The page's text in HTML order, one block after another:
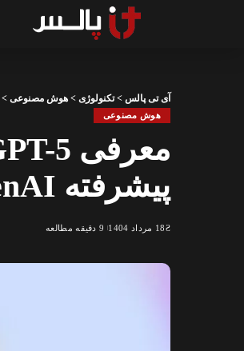
آی تی پالس >تکنولوژی > هوش مصنوعی >
هوش مصنوعی
پیشرفته OpenAI برای همه کاربران ChatGPT
18 مرداد 1404 9 دقیقه مطالعه